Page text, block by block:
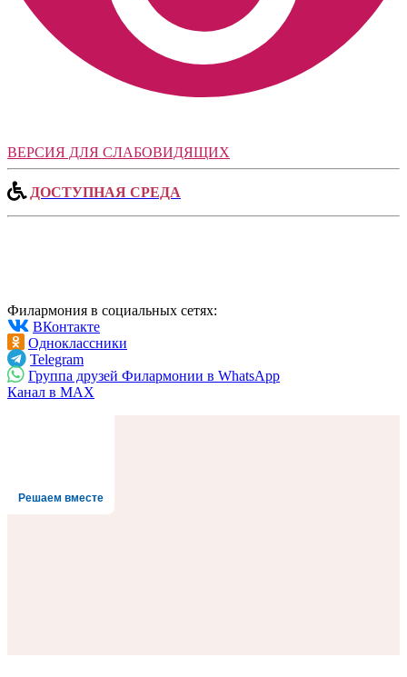
ВЕРСИЯ ДЛЯ СЛАБОВИДЯЩИХ
ДОСТУПНАЯ СРЕДА
Филармония в социальных сетях:
ВКонтакте
Одноклассники
Telegram
Группа друзей Филармонии в WhatsApp
Канал в MAX
Решаем вместе